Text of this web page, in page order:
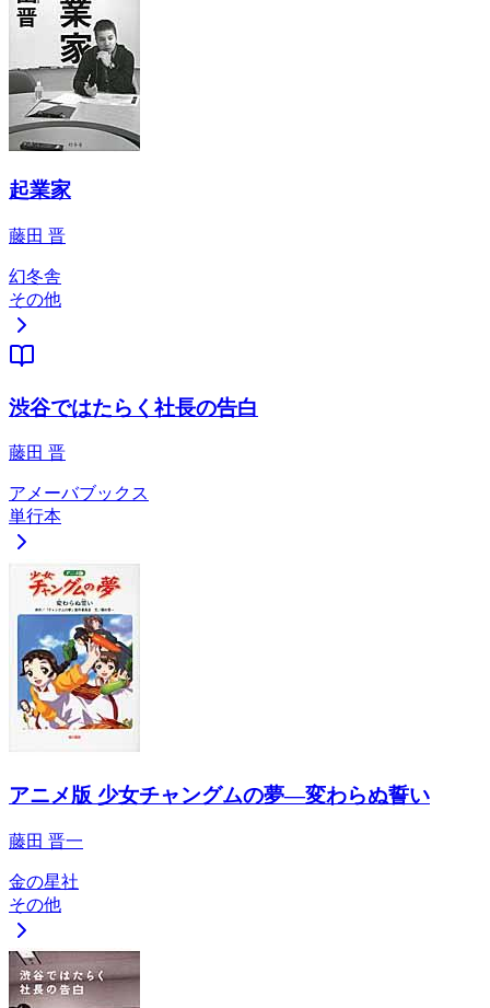
起業家
藤田 晋
幻冬舎
その他
渋谷ではたらく社長の告白
藤田 晋
アメーバブックス
単行本
アニメ版 少女チャングムの夢―変わらぬ誓い
藤田 晋一
金の星社
その他